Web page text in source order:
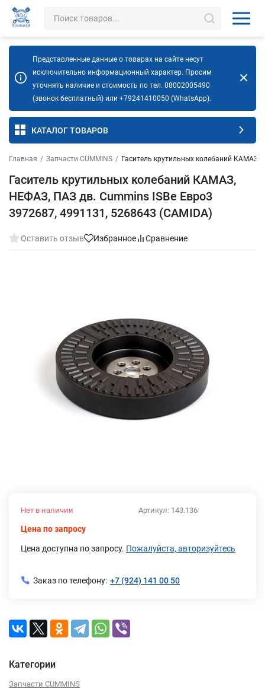
Представленные данные о товарах на сайте несут
исключительно информационный характер. Просим
уточнять наличие и стоимость по тел. 88002005490
(звонок бесплатный) или +79241410050 (WhatsApp).
КАТАЛОГ ТОВАРОВ
Главная / Запчасти CUMMINS / Гаситель крутильных колебаний КАМАЗ,
Гаситель крутильных колебаний КАМАЗ,
НЕФАЗ, ПАЗ дв. Cummins ISBe Евро3
3972687, 4991131, 5268643 (CAMIDA)
Оставить отзыв Избранное Сравнение
Артикул: 143.136
Нет в наличии
Цена по запросу
Цена доступна по запросу. Пожалуйста, авторизуйтесь
Заказ по телефону: +7 (924) 141 00 50
Категории
Запчасти CUMMINS